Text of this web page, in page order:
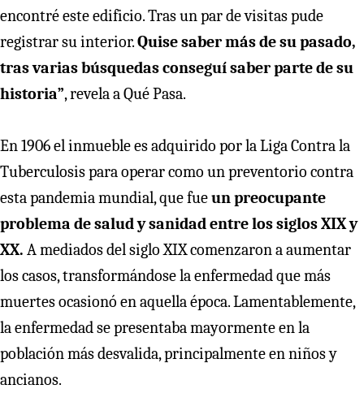
encontré este edificio. Tras un par de visitas pude
registrar su interior.Quise saber más de su pasado,
tras varias búsquedas conseguí saber parte de su
historia”, revela a Qué Pasa.
En 1906 el inmueble es adquirido por la Liga Contra la
Tuberculosis para operar como un preventorio contra
esta pandemia mundial, que fueun preocupante
problema de salud y sanidad entre los siglos XIX y
XX. Amediados del siglo XIX comenzaron a aumentar
los casos, transformándose la enfermedad que más
muertes ocasionó en aquella época. Lamentablemente,
la enfermedad se presentaba mayormente en la
población más desvalida, principalmente en niños y
ancianos.